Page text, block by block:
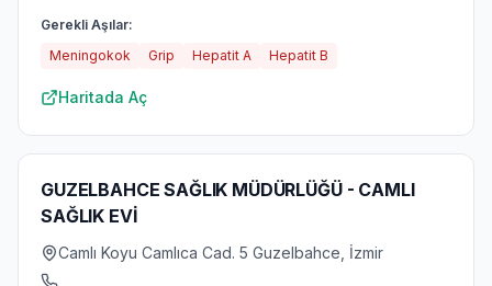
Gerekli Aşılar:
Meningokok
Grip Hepatit A Hepatit B
Haritada Aç
GUZELBAHCE SAĞLIK MÜDÜRLÜĞÜ - CAMLI
SAĞLIK EVİ
Camlı Koyu Camlıca Cad. 5 Guzelbahce, İzmir